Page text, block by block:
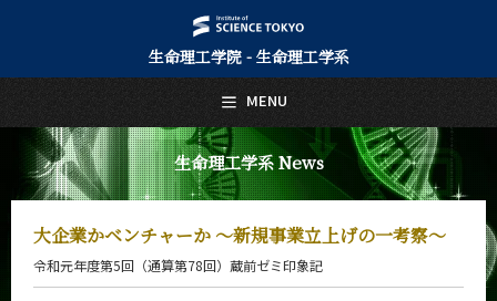
生命理工学院 - 生命理工学系
生命理工学系 News
大企業かベンチャーか ～新規事業立上げの一考察～
令和元年度第5回（通算第78回）蔵前ゼミ印象記
MENU
日本語 English
トップページ
Top Page
生命理工学系について
About Us
Education